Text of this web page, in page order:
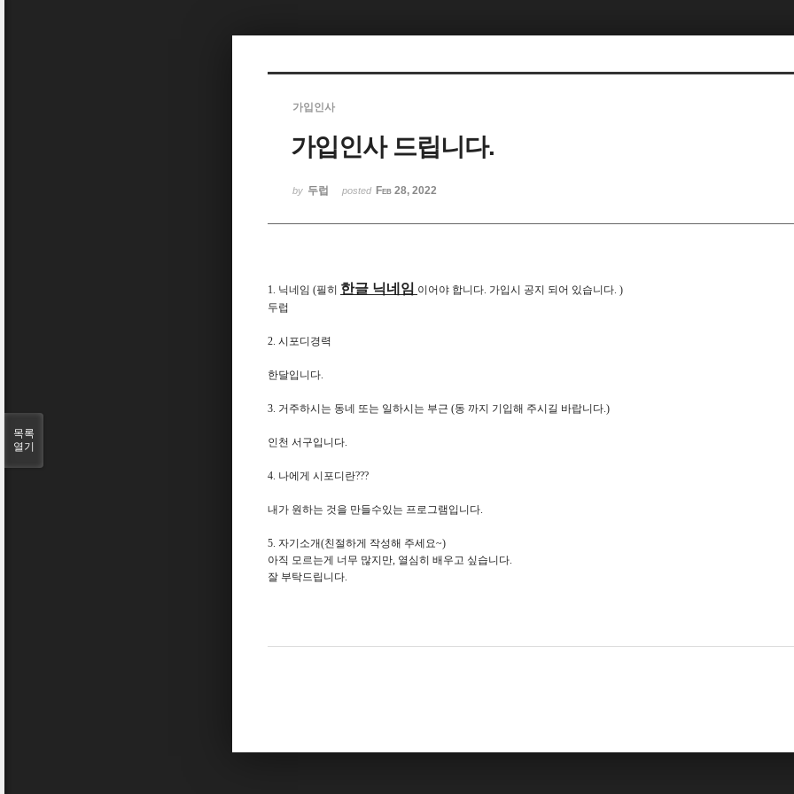
가입인사
가입인사 드립니다.
by 두럽 posted Feb 28, 2022
1. 닉네임 (필히 한글 닉네임 이어야 합니다. 가입시 공지 되어 있습니다. )
두럽
2. 시포디경력
한달입니다.
3. 거주하시는 동네 또는 일하시는 부근 (동 까지 기입해 주시길 바랍니다.)
인천 서구입니다.
4. 나에게 시포디란???
내가 원하는 것을 만들수있는 프로그램입니다.
5. 자기소개(친절하게 작성해 주세요~)
아직 모르는게 너무 많지만, 열심히 배우고 싶습니다.
잘 부탁드립니다.
목록
열기
Sketchbook5, 스케치북5
Sketchbook5, 스케치북5